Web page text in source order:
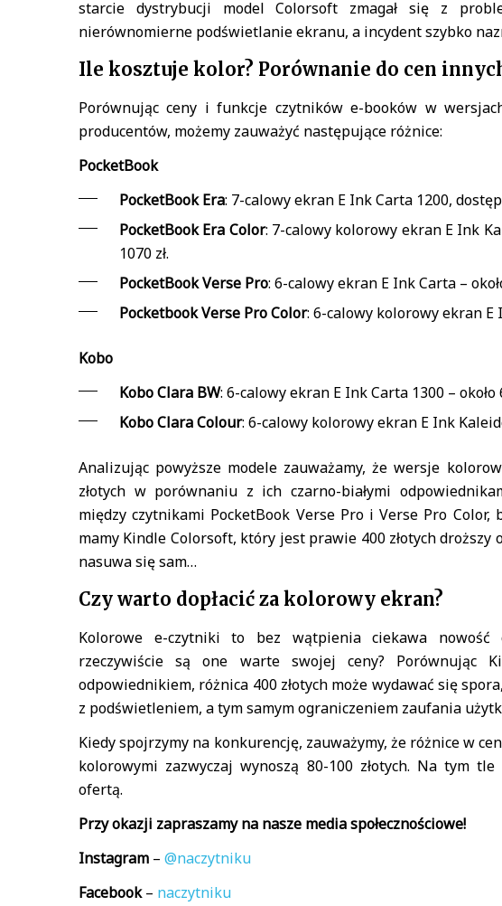
starcie dystrybucji model Colorsoft zmagał się z
nierównomierne podświetlanie ekranu, a incydent szybko
Ile kosztuje kolor? Porównanie do cen
Porównując ceny i funkcje czytników e-booków w
producentów, możemy zauważyć następujące różnice:
PocketBook
PocketBook Era: 7-calowy ekran E Ink Carta 1200,
PocketBook Era Color: 7-calowy kolorowy ekran E Ink
1070 zł.
PocketBook Verse Pro: 6-calowy ekran E Ink Carta –
Pocketbook Verse Pro Color: 6-calowy kolorowy ekran E
Kobo
Kobo Clara BW: 6-calowy ekran E Ink Carta 1300 – około
Kobo Clara Colour: 6-calowy kolorowy ekran E Ink
Analizując powyższe modele zauważamy, że wersje
złotych w porównaniu z ich czarno-białymi
między czytnikami PocketBook Verse Pro i Verse Pro
mamy Kindle Colorsoft, który jest prawie 400 złotych droższy
nasuwa się sam…
Czy warto dopłacić za kolorowy ekran?
Kolorowe e-czytniki to bez wątpienia ciekawa nowość
rzeczywiście są one warte swojej ceny? Porównując
odpowiednikiem, różnica 400 złotych może wydawać się
z podświetleniem, a tym samym ograniczeniem zaufania
Kiedy spojrzymy na konkurencję, zauważymy, że różnice w
kolorowymi zazwyczaj wynoszą 80-100 złotych. Na tym
ofertą.
Przy okazji zapraszamy na nasze media społecznościowe!
Instagram – @naczytniku
Facebook– naczytniku